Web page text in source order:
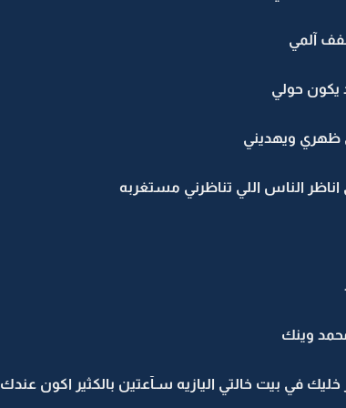
آلمي
يكون حولي
ويهديني
الناس اللي تناظرني مستغربه
وينك
في بيت خالتي اليازيه سـآعتين بالكثير اكون عندك